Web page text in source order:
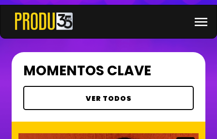
menu
×
MOMENTOS CLAVE
VER TODOS